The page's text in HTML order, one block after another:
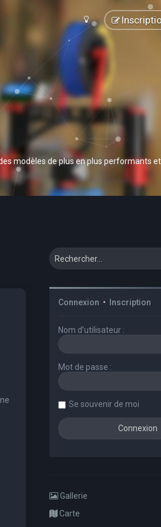
modèles de plus en plus performants et
Connexion • Inscription
Nom d’utilisateur :
Mot de passe :
Se souvenir de moi
Gallerie
Carte